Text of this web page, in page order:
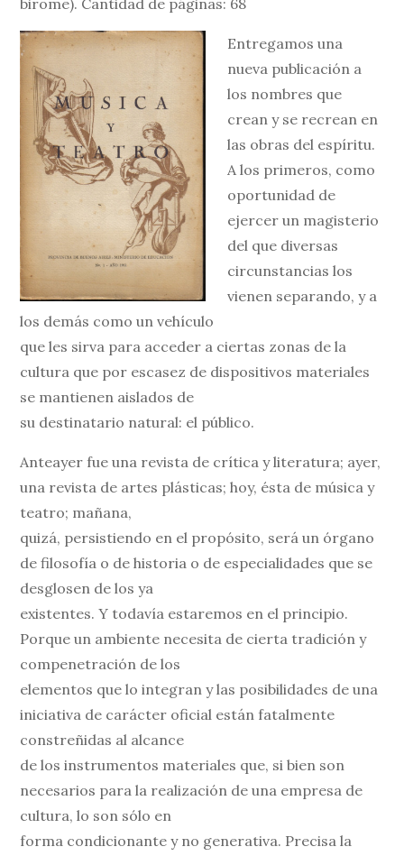
birome). Cantidad de páginas: 68
Entregamos una
nueva publicación a
los nombres que
crean y se recrean en
las obras del espíritu.
A los primeros, como
oportunidad de
ejercer un magisterio
del que diversas
circunstancias los
vienen separando, y a
los demás como un vehículo
que les sirva para acceder a ciertas zonas de la
cultura que por escasez de dispositivos materiales
se mantienen aislados de
su destinatario natural: el público.
Anteayer fue una revista de crítica y literatura; ayer,
una revista de artes plásticas; hoy, ésta de música y
teatro; mañana,
quizá, persistiendo en el propósito, será un órgano
de filosofía o de historia o de especialidades que se
desglosen de los ya
existentes. Y todavía estaremos en el principio.
Porque un ambiente necesita de cierta tradición y
compenetración de los
elementos que lo integran y las posibilidades de una
iniciativa de carácter oficial están fatalmente
constreñidas al alcance
de los instrumentos materiales que, si bien son
necesarios para la realización de una empresa de
cultura, lo son sólo en
forma condicionante y no generativa. Precisa la